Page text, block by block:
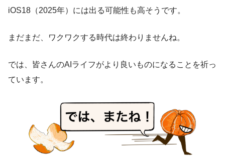
iOS18（2025年）には出る可能性も高そうです。
まだまだ、ワクワクする時代は終わりませんね。
では、皆さんのAIライフがより良いものになることを祈っ
ています。